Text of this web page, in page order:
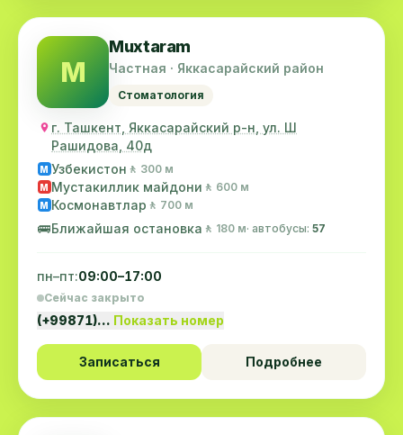
M
Muxtaram
Частная · Яккасарайский район
Стоматология
г. Ташкент, Яккасарайский р-н, ул. Ш
Рашидова, 40д
M Узбекистон 🚶 300 м
M Мустакиллик майдони 🚶 600 м
M Космонавтлар 🚶 700 м
🚌Ближайшая остановка 🚶 180 м· автобусы: 57
пн–пт:09:00–17:00
Сейчас закрыто
(+99871)… Показать номер
Записаться Подробнее